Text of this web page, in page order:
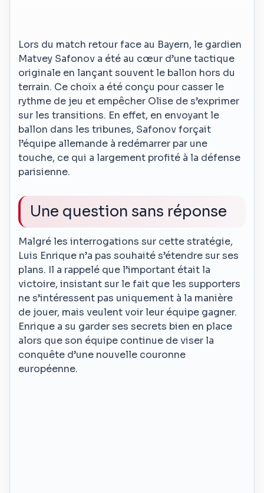
Lors du match retour face au Bayern, le gardien
Matvey Safonov a été au cœur d’une tactique
originale en lançant souvent le ballon hors du
terrain. Ce choix a été conçu pour casser le
rythme de jeu et empêcher Olise de s’exprimer
sur les transitions. En effet, en envoyant le
ballon dans les tribunes, Safonov forçait
l’équipe allemande à redémarrer par une
touche, ce qui a largement profité à la défense
parisienne.
Une question sans réponse
Malgré les interrogations sur cette stratégie,
Luis Enrique n’a pas souhaité s’étendre sur ses
plans. Il a rappelé que l’important était la
victoire, insistant sur le fait que les supporters
ne s’intéressent pas uniquement à la manière
de jouer, mais veulent voir leur équipe gagner.
Enrique a su garder ses secrets bien en place
alors que son équipe continue de viser la
conquête d’une nouvelle couronne
européenne.